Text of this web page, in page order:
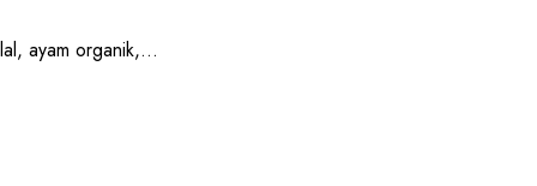
ayam organik,...